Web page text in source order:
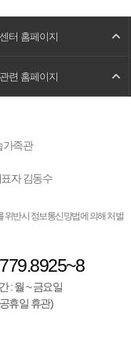
터 홈페이지
련 홈페이지
가족관
자 김동수
위반시 정보통신망법에 의해 처벌
: 월 ~ 금요일
휴일 휴관)